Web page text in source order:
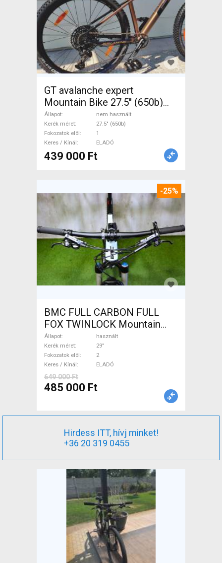
GT avalanche expert
Mountain Bike 27.5" (650b)
elöl teleszkópos nem
használt ELADÓ
Állapot
nem használt
Kerék méret
27.5" (650b)
Fokozatok elöl
1
Keres / Kínál
ELADÓ
439 000 Ft
-25%
BMC FULL CARBON FULL
FOX TWINLOCK Mountain
Bike 29" össztelós / fully
használt ELADÓ
Állapot
használt
Kerék méret
29"
Fokozatok elöl
2
Keres / Kínál
ELADÓ
649 000 Ft
485 000 Ft
Hirdess ITT, hívj minket!
+36 20 319 0455